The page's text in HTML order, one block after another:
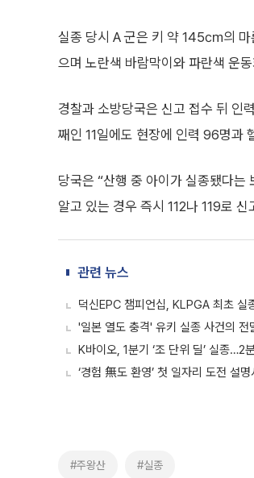
실종 당시 A 군은 키 약 145㎝의 마
으며 노란색 바람막이와 파란색 운
경찰과 소방당국은 신고 접수 뒤 인
째인 11일에도 현장에 인력 96명과
당국은 “산행 중 아이가 실종됐다는
알고 있는 경우 즉시 112나 119로
관련 뉴스
덕신EPC 챔피언십, KLPGA 최초 실
'일본 열도 충격' 유키 실종 사건의
K바이오, 1분기 ‘조 단위 딜’ 실종…2
‘경험 無도 환영’ 첫 일자리 도전 설명
#주왕산 #실종